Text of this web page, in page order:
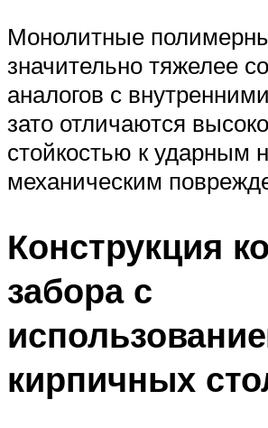
Монолитные
значительно тяжелее
аналогов с
зато отличаются
стойкостью к ударным
механическим
Конструкция
забора с
кирпичных